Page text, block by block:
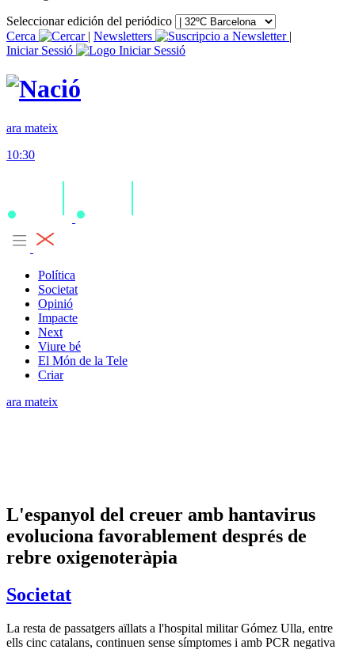
Seleccionar edición del periódico
Cerca
| Newsletters
|
Iniciar Sessió
ara mateix
10:30
Política
Societat
Opinió
Impacte
Next
Viure bé
El Món de la Tele
Criar
ara mateix
L'espanyol del creuer amb hantavirus
evoluciona favorablement després de
rebre oxigenoteràpia
Societat
La resta de passatgers aïllats a l'hospital militar Gómez Ulla, entre
ells cinc catalans, continuen sense símptomes i amb PCR negativa